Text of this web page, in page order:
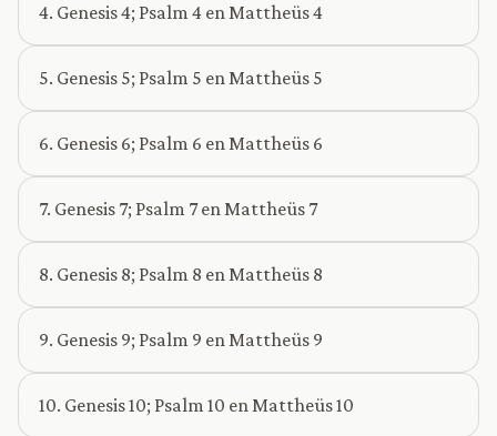
4. Genesis 4; Psalm 4 en Mattheüs 4
5. Genesis 5; Psalm 5 en Mattheüs 5
6. Genesis 6; Psalm 6 en Mattheüs 6
7. Genesis 7; Psalm 7 en Mattheüs 7
8. Genesis 8; Psalm 8 en Mattheüs 8
9. Genesis 9; Psalm 9 en Mattheüs 9
10. Genesis 10; Psalm 10 en Mattheüs 10